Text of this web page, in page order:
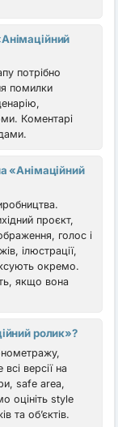
потрібно
помилки
Коментарі
«Анімаційний
проєкт,
голос і
ілюстрації,
окремо.
якщо вона
ролик»?
версії на
safe area,
оцініть style
та об’єктів.